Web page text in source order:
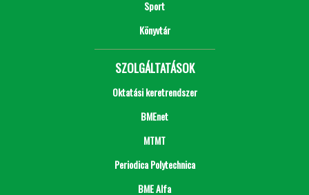
Sport
Könyvtár
SZOLGÁLTATÁSOK
Oktatási keretrendszer
BMEnet
MTMT
Periodica Polytechnica
BME Alfa